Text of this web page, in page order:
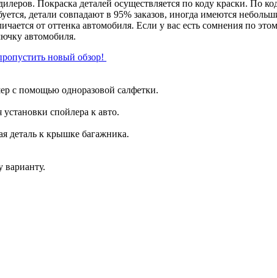
Покраска деталей осуществляется по коду краски. По
детали совпадают в 95% заказов, иногда имеются
от оттенка автомобиля. Если у вас есть сомнения по
автомобиля.
новый обзор!
с помощью одноразовой салфетки.
спойлера к авто.
деталь к крышке багажника.